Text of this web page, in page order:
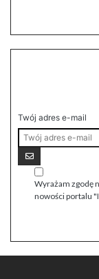
Twój adres e-mail
Wyrażam zgodę
nowości portalu